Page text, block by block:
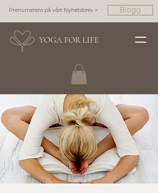
YOGA FOR LIFE
Prenumerera på vårt Nyhetsbrev > Blogg